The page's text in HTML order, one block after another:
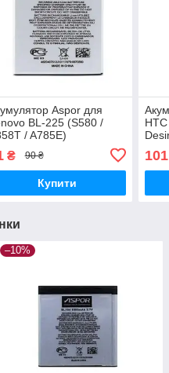
Aspor для
BL-225 (S580 /
/ A785E)
₴ 90 ₴
Купити
101
–10%